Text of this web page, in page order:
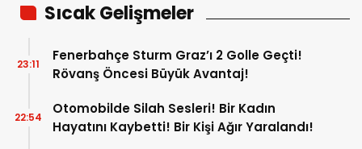
Sıcak Gelişmeler
Fenerbahçe Sturm Graz’ı 2 Golle Geçti!
Rövanş Öncesi Büyük Avantaj!
23:11
Otomobilde Silah Sesleri! Bir Kadın
Hayatını Kaybetti! Bir Kişi Ağır Yaralandı!
22:54